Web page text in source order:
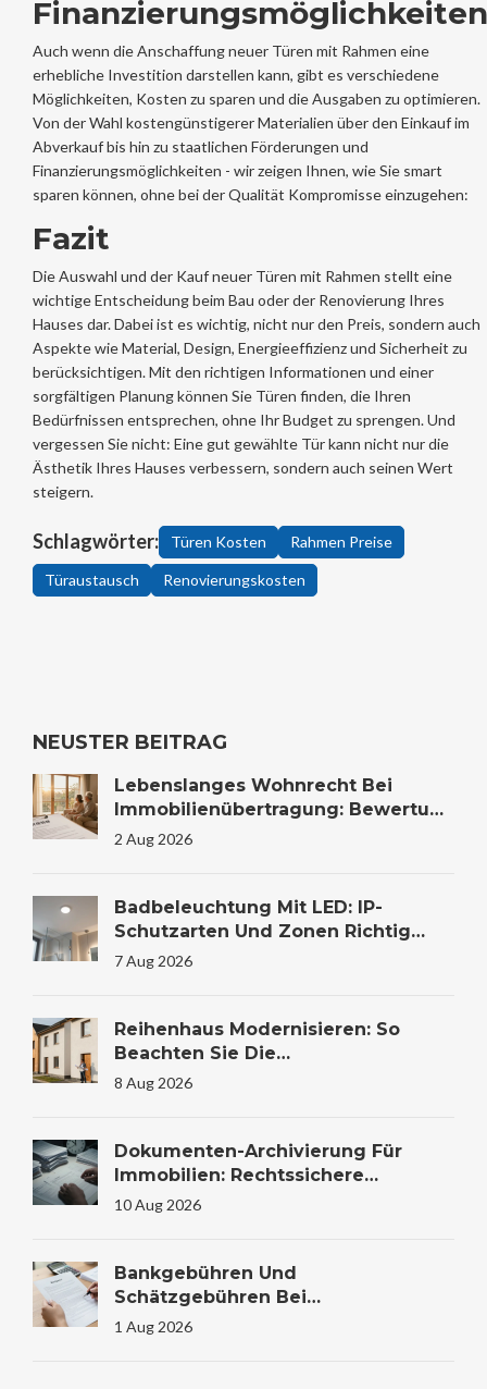
Finanzierungsmöglichkeiten
Auch wenn die Anschaffung neuer Türen mit Rahmen eine
erhebliche Investition darstellen kann, gibt es verschiedene
Möglichkeiten, Kosten zu sparen und die Ausgaben zu optimieren.
Von der Wahl kostengünstigerer Materialien über den Einkauf im
Abverkauf bis hin zu staatlichen Förderungen und
Finanzierungsmöglichkeiten - wir zeigen Ihnen, wie Sie smart
sparen können, ohne bei der Qualität Kompromisse einzugehen:
Fazit
Die Auswahl und der Kauf neuer Türen mit Rahmen stellt eine
wichtige Entscheidung beim Bau oder der Renovierung Ihres
Hauses dar. Dabei ist es wichtig, nicht nur den Preis, sondern auch
Aspekte wie Material, Design, Energieeffizienz und Sicherheit zu
berücksichtigen. Mit den richtigen Informationen und einer
sorgfältigen Planung können Sie Türen finden, die Ihren
Bedürfnissen entsprechen, ohne Ihr Budget zu sprengen. Und
vergessen Sie nicht: Eine gut gewählte Tür kann nicht nur die
Ästhetik Ihres Hauses verbessern, sondern auch seinen Wert
steigern.
Schlagwörter: Türen Kosten Rahmen Preise
Türaustausch Renovierungskosten
NEUSTER BEITRAG
Lebenslanges Wohnrecht Bei
Immobilienübertragung: Bewertung
Und Steuer
2 Aug 2026
Badbeleuchtung Mit LED: IP-
Schutzarten Und Zonen Richtig
Wählen
7 Aug 2026
Reihenhaus Modernisieren: So
Beachten Sie Die
Gemeinschaftsregeln Und Das
8 Aug 2026
Dokumenten-Archivierung Für
Immobilien: Rechtssichere
Aufbewahrung Von Gutachten Und
10 Aug 2026
Bankgebühren Und
Schätzgebühren Bei
Immobilienfinanzierung: Kosten
1 Aug 2026